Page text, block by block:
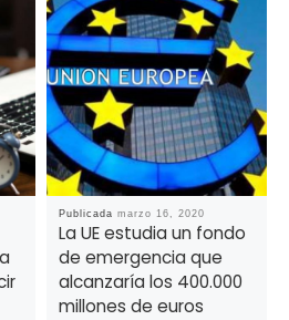
Publicada marzo 16, 2020
La UE estudia un fondo
de emergencia que
alcanzaría los 400.000
millones de euros